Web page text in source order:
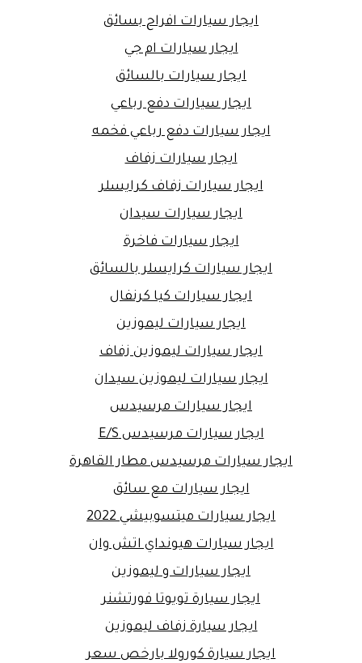
ايجار سيارات افراح بسائق
ايجار سيارات ام جي
ايجار سيارات بالسائق
ايجار سيارات دفع رباعي
ايجار سيارات دفع رباعي فخمه
ايجار سيارات زفاف
ايجار سيارات زفاف كرايسلر
ايجار سيارات سيدان
ايجار سيارات فاخرة
ايجار سيارات كرايسلر بالسائق
ايجار سيارات كيا كرنفال
ايجار سيارات ليموزين
ايجار سيارات ليموزين زفاف
ايجار سيارات ليموزين سيدان
ايجار سيارات مرسيدس
ايجار سيارات مرسيدس E/S
ايجار سيارات مرسيدس مطار القاهرة
ايجار سيارات مع سائق
ايجار سيارات ميتسوبيشي 2022
ايجار سيارات هيونداي اتش وان
ايجار سيارات و ليموزين
ايجار سيارة تويوتا فورتشنر
ايجار سيارة زفاف ليموزين
ايجار سيارة كورولا بارخص سعر